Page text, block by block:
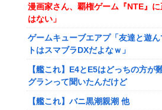
漫画家さん、覇権ゲーム『NTE』
はない」
ゲームキューブエアプ「友達と遊
トはスマブラDXだよなｗ」
【艦これ】E4とE5はどっちの方が
グランって聞いたんだけど
【艦これ】バニ黒潮親潮 他